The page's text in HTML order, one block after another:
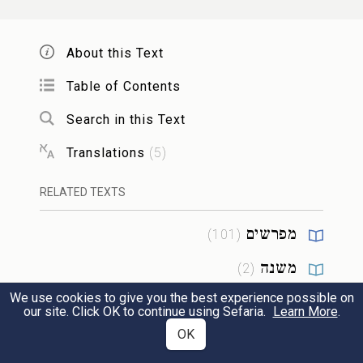
מַלְכֵי יָוָן. צְפוֹנִית מַעֲרָבִית, בָּהּ יוֹרְדִים
שְׁנַיִם שְׁעָרִים הָיוּ לְבֵית הַמּוֹקֵד, אֶחָד
יְהוּדָה, זֶה שֶׁהָיָה פָתוּחַ לָעֲזָרָה, פִּשְׁפָּשׁ
קָטָן הָיָה לוֹ, שֶׁבּוֹ נִכְנָסִין לִבְלֹשׁ אֶת
הָעֲזָרָה:
בֵּית הַמּוֹקֵד, כִּפָּה, וּבַיִת גָּדוֹל הָיָה, מֻקָּף
About this Text
Table of Contents
Search in this Text
Translations (5)
RELATED TEXTS
מפרשים (
101
)
משנה (
2
)
תלמוד(
5
)
We use cookies to give you the best experience possible on
our site. Click OK to continue using Sefaria. Learn More.
OK